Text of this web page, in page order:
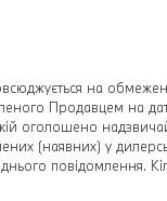
на обмежену
Продавцем на
оголошено
(наявних) у
повідомлення.